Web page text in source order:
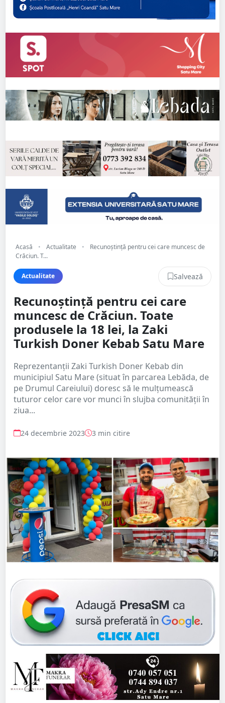
Acasă • Actualitate •
Recunoștință pentru cei care muncesc de
Crăciun. T...
Actualitate Salvează
Recunoștință pentru cei care
muncesc de Crăciun. Toate
produsele la 18 lei, la Zaki
Turkish Doner Kebab Satu Mare
Reprezentanții Zaki Turkish Doner Kebab din
municipiul Satu Mare (situat în parcarea Lebăda, de
pe Drumul Careiului) doresc să le mulțumească
tuturor celor care vor munci în slujba comunității în
ziua...
24 decembrie 2023 3 min citire